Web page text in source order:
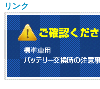
リンク